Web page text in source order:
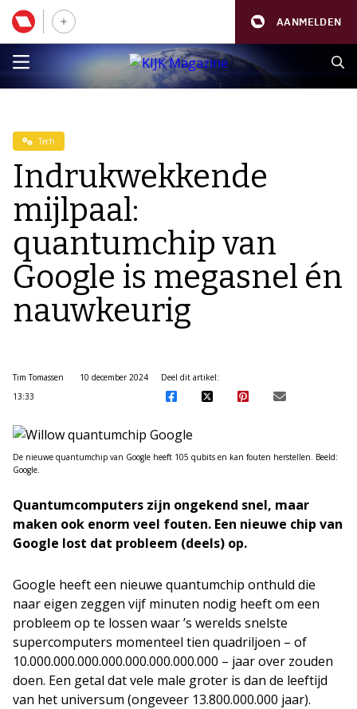
AANMELDEN
Tech
Indrukwekkende
mijlpaal:
quantumchip van
Google is megasnel én
nauwkeurig
Tim Tomassen
10 december 2024
13:33
Deel dit artikel:
De nieuwe quantumchip van Google heeft 105 qubits en kan fouten herstellen. Beeld:
Google.
Quantumcomputers zijn ongekend snel, maar
maken ook enorm veel fouten. Een nieuwe chip van
Google lost dat probleem (deels) op.
Google heeft een nieuwe quantumchip onthuld die
naar eigen zeggen vijf minuten nodig heeft om een
probleem op te lossen waar ’s werelds snelste
supercomputers momenteel tien quadriljoen – of
10.000.000.000.000.000.000.000.000 – jaar over zouden
doen. Een getal dat vele male groter is dan de leeftijd
van het universum (ongeveer 13.800.000.000 jaar).